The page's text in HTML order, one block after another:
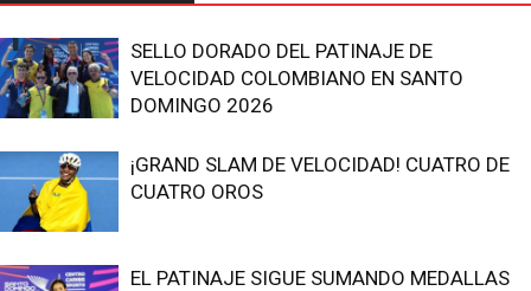
SELLO DORADO DEL PATINAJE DE
VELOCIDAD COLOMBIANO EN SANTO
DOMINGO 2026
¡GRAND SLAM DE VELOCIDAD! CUATRO DE
CUATRO OROS
EL PATINAJE SIGUE SUMANDO MEDALLAS